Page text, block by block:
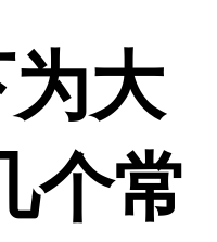
大
个常